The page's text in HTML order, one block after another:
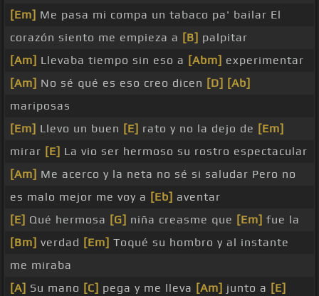
[Em] Me pasa mi compa un tabaco pa' bailar El
corazón siento me empieza a [B] palpitar
[Am] Llevaba tiempo sin eso a [Abm] experimentar
[Am] No sé qué es eso creo dicen [D] [Ab]
mariposas
[Em] Llevo un buen [E] rato y no la dejo de [Em]
mirar [E] La vio ser hermoso su rostro espectacular
[Am] Me acerco y la neta no sé si saludar Pero no
es malo mejor me voy a [Eb] aventar
[E] Qué hermosa [G] niña creasme que [Em] fue la
[Bm] verdad [Em] Toqué su hombro y al instante
me miraba
[A] Su mano [C] pega y me lleva [Am] junto a [E]